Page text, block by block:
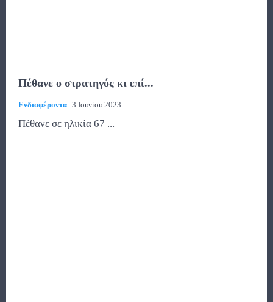
Πέθανε ο στρατηγός κι επί...
Ενδιαφέροντα 3 Ιουνίου 2023
Πέθανε σε ηλικία 67 ...